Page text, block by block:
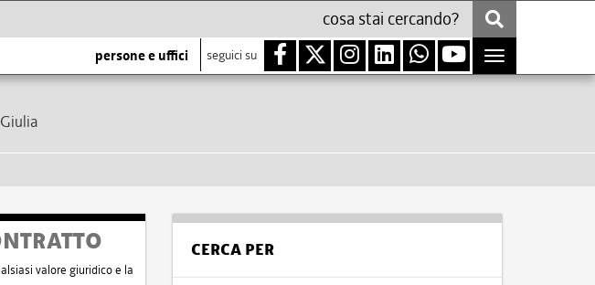
persone e uffici seguici su
Toggle
navigation
valore giuridico e la
CERCA PER